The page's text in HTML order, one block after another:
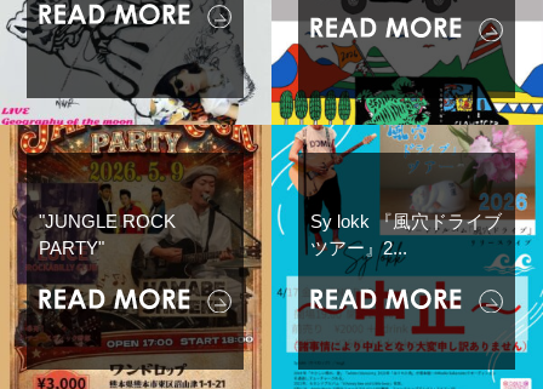
"JUNGLE ROCK
PARTY"
Sy lokk 『風穴ドライブ
ツアー』2...